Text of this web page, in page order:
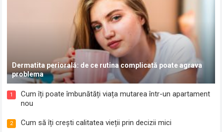
Dermatita periorală: de ce rutina complicată poate agrava
problema
1
Cum îți poate îmbunătăți viața mutarea într-un apartament
nou
2 Cum să îți crești calitatea vieții prin decizii mici